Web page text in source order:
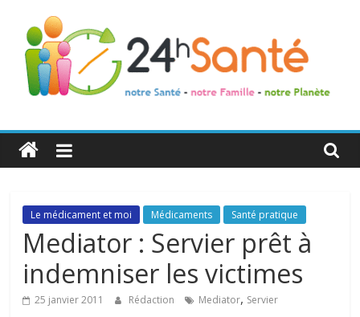
24h
Santé
La
santé
toute
famille
Le médicament et moi Médicaments Santé pratique
Mediator : Servier prêt à
indemniser les victimes
25 janvier 2011 Rédaction Mediator, Servier